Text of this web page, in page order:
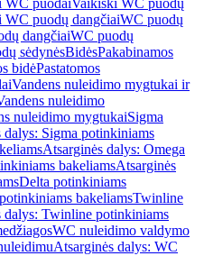
WC puodaiVaikiški WC puodų
WC puodų dangčiaiWC puodų
dangčiaiWC puodų
sėdynėsBidėsPakabinamos
bidėPastatomos
Vandens nuleidimo mygtukai ir
nuleidimo
nuleidimo mygtukaiSigma
dalys: Sigma potinkiniams
Atsarginės dalys: Omega
bakeliamsAtsarginės
Delta potinkiniams
bakeliamsTwinline
dalys: Twinline potinkiniams
WC nuleidimo valdymo
Atsarginės dalys: WC